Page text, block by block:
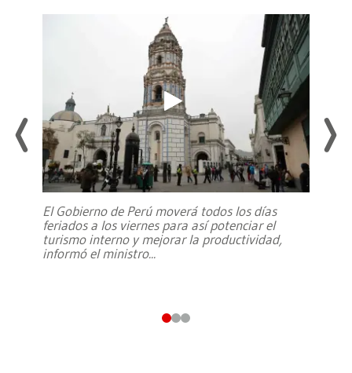
El Gobierno de Perú moverá todos los días
feriados a los viernes para así potenciar el
turismo interno y mejorar la productividad,
informó el ministro...